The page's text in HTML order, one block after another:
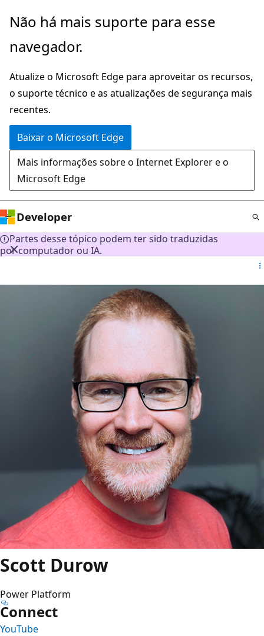
Pular
o
principal
Não há mais suporte para esse
navegador.
Atualize o Microsoft Edge para aproveitar os recursos,
o suporte técnico e as atualizações de segurança mais
recentes.
Baixar o Microsoft Edge
Mais informações sobre o Internet Explorer e o
Microsoft Edge
Developer
Partes desse tópico podem ter sido traduzidas
por computador ou IA.
Scott Durow
Power Platform
Connect
YouTube